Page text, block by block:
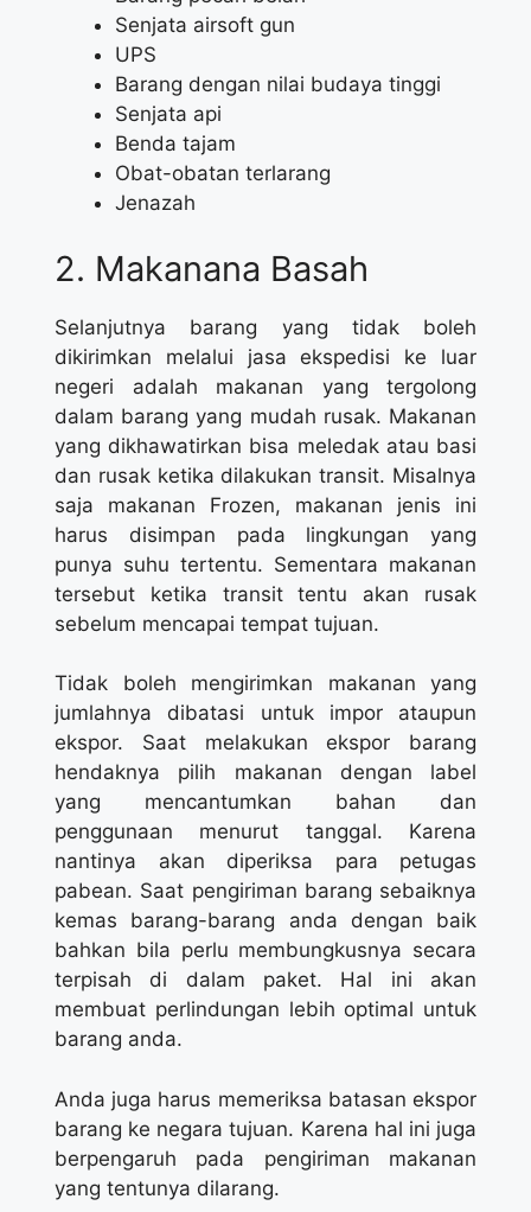
Senjata airsoft gun
UPS
Barang dengan nilai budaya tinggi
Senjata api
Benda tajam
Obat-obatan terlarang
Jenazah
2. Makanana Basah
Selanjutnya barang yang tidak boleh
dikirimkan melalui jasa ekspedisi ke luar
negeri adalah makanan yang tergolong
dalam barang yang mudah rusak. Makanan
yang dikhawatirkan bisa meledak atau basi
dan rusak ketika dilakukan transit. Misalnya
saja makanan Frozen, makanan jenis ini
harus disimpan pada lingkungan yang
punya suhu tertentu. Sementara makanan
tersebut ketika transit tentu akan rusak
sebelum mencapai tempat tujuan.
Tidak boleh mengirimkan makanan yang
jumlahnya dibatasi untuk impor ataupun
ekspor. Saat melakukan ekspor barang
hendaknya pilih makanan dengan label
yang mencantumkan bahan dan
penggunaan menurut tanggal. Karena
nantinya akan diperiksa para petugas
pabean. Saat pengiriman barang sebaiknya
kemas barang-barang anda dengan baik
bahkan bila perlu membungkusnya secara
terpisah di dalam paket. Hal ini akan
membuat perlindungan lebih optimal untuk
barang anda.
Anda juga harus memeriksa batasan ekspor
barang ke negara tujuan. Karena hal ini juga
berpengaruh pada pengiriman makanan
yang tentunya dilarang.